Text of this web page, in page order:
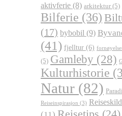
aktivferie (8) arkitektur (5)
Bilferie (36)
(17) bybobil (9)
(41) fjelltur (6)
(5) Gamleby (28)
Kulturhistorie
Natur (82)
Reiseinspirasjon (3)